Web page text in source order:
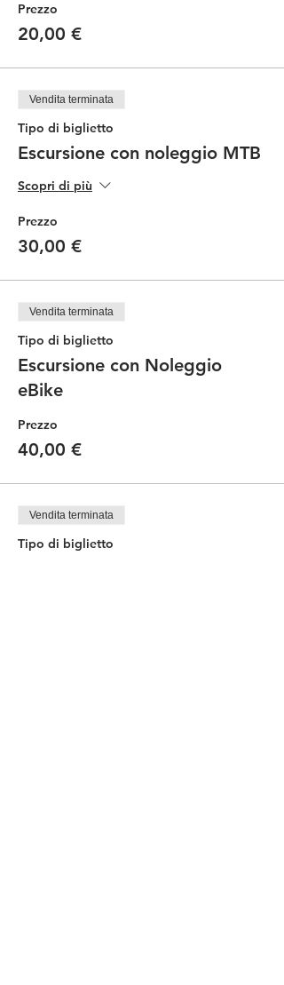
Prezzo
20,00 €
Vendita terminata
Tipo di biglietto
Escursione con noleggio MTB
Scopri di più
Prezzo
30,00 €
Vendita terminata
Tipo di biglietto
Escursione con Noleggio
eBike
Prezzo
40,00 €
Vendita terminata
Tipo di biglietto